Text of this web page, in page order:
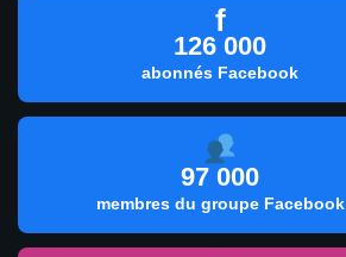
f
126 000
abonnés Facebook
97 000
membres du groupe Facebook